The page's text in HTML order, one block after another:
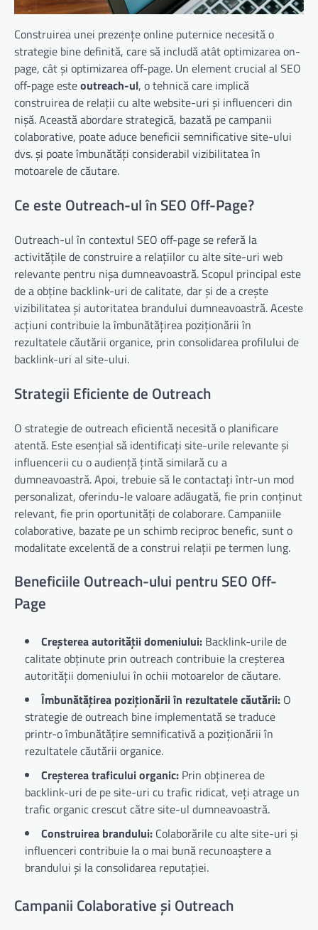
Construirea unei prezențe online puternice necesită o
strategie bine definită, care să includă atât optimizarea on-
page, cât și optimizarea off-page. Un element crucial al SEO
off-page esteoutreach-ul, o tehnică care implică
construirea de relații cu alte website-uri și influenceri din
nișă. Această abordare strategică, bazată pe campanii
colaborative, poate aduce beneficii semnificative site-ului
dvs. și poate îmbunătăți considerabil vizibilitatea în
motoarele de căutare.
Ce este Outreach-ul în SEO Off-Page?
Outreach-ul în contextul SEO off-page se referă la
activitățile de construire a relațiilor cu alte site-uri web
relevante pentru nișa dumneavoastră. Scopul principal este
de a obține backlink-uri de calitate, dar și de a crește
vizibilitatea și autoritatea brandului dumneavoastră. Aceste
acțiuni contribuie la îmbunătățirea poziționării în
rezultatele căutării organice, prin consolidarea profilului de
backlink-uri al site-ului.
Strategii Eficiente de Outreach
O strategie de outreach eficientă necesită o planificare
atentă. Este esențial să identificați site-urile relevante și
influencerii cu o audiență țintă similară cu a
dumneavoastră. Apoi, trebuie să le contactați într-un mod
personalizat, oferindu-le valoare adăugată, fie prin conținut
relevant, fie prin oportunități de colaborare. Campaniile
colaborative, bazate pe un schimb reciproc benefic, sunt o
modalitate excelentă de a construi relații pe termen lung.
Beneficiile Outreach-ului pentru SEO Off-
Page
Creșterea autorității domeniului: Backlink-urile de
calitate obținute prin outreach contribuie la creșterea
autorității domeniului în ochii motoarelor de căutare.
Îmbunătățirea poziționării în rezultatele căutării: O
strategie de outreach bine implementată se traduce
printr-o îmbunătățire semnificativă a poziționării în
rezultatele căutării organice.
Creșterea traficului organic: Prin obținerea de
backlink-uri de pe site-uri cu trafic ridicat, veți atrage un
trafic organic crescut către site-ul dumneavoastră.
Construirea brandului: Colaborările cu alte site-uri și
influenceri contribuie la o mai bună recunoaștere a
brandului și la consolidarea reputației.
Campanii Colaborative și Outreach